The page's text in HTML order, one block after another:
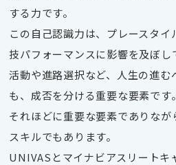
する力です。
この自己認識力は、プレースタ
技パフォーマンスに影響を及ぼ
活動や進路選択など、人生の進む
も、成否を分ける重要な要素です
それほどに重要な要素でありなが
スキルでもあります。
UNIVASとマイナビアスリートキ